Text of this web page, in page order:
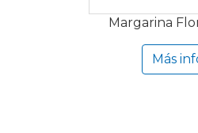
Margarina
Más